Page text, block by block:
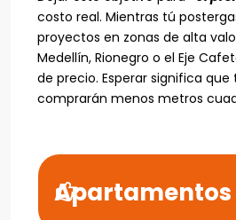
costo real. Mientras tú
proyectos en zonas de alta
Medellín, Rionegro o el Eje
de precio. Esperar significa que
comprarán menos metros